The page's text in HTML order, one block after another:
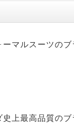
マルスーツのブ
上最高品質の